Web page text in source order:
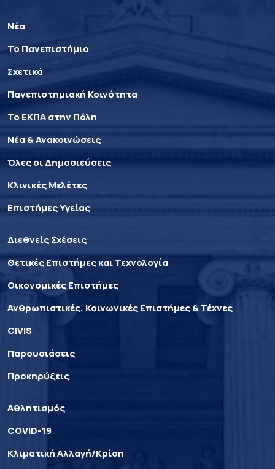
Νέα
Το Πανεπιστήμιο
Σχετικά
Πανεπιστημιακή Κοινότητα
Το ΕΚΠΑ στην Πόλη
Νέα & Ανακοινώσεις
Όλες οι Δημοσιεύσεις
Κλινικές Μελέτες
Επιστήμες Υγείας
Διεθνείς Σχέσεις
Θετικές Επιστήμες και Τεχνολογία
Οικονομικές Επιστήμες
Ανθρωπιστικές, Κοινωνικές Επιστήμες & Τέχνες
CIVIS
Παρουσιάσεις
Προκηρύξεις
Αθλητισμός
COVID-19
Κλιματική Αλλαγή/Κρίση